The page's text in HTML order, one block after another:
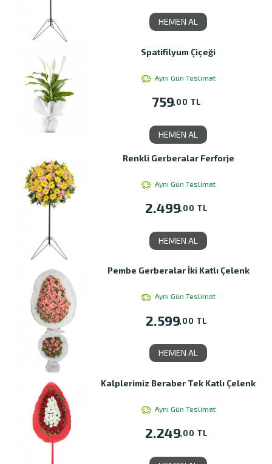
HEMEN AL
Spatifilyum Çiçeği
Aynı Gün Teslimat
759,00 TL
HEMEN AL
Renkli Gerberalar Ferforje
Aynı Gün Teslimat
2.499,00 TL
HEMEN AL
Pembe Gerberalar İki Katlı Çelenk
Aynı Gün Teslimat
2.599,00 TL
HEMEN AL
Kalplerimiz Beraber Tek Katlı Çelenk
Aynı Gün Teslimat
2.249,00 TL